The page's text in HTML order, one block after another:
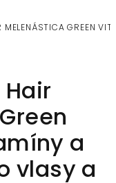
MELENÁSTICA GREEN
a
vlasy a